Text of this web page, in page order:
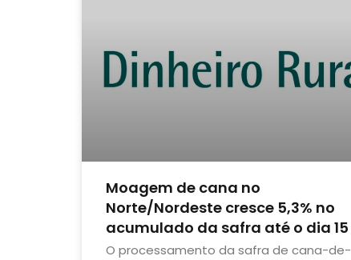
Moagem de cana no
Norte/Nordeste cresce 5,3% no
acumulado da safra até o dia 15
O processamento da safra de cana-de-